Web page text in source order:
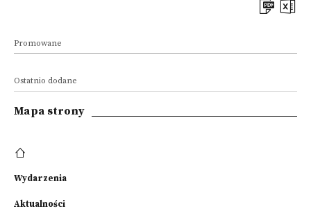
Promowane
Ostatnio dodane
Mapa strony
Wydarzenia
Aktualności